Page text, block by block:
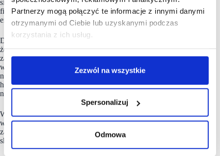
Partnerzy mogą połączyć te informacje z innymi danymi
otrzymanymi od Ciebie lub uzyskanymi podczas
korzystania z ich usług.
Zezwól na wszystkie
Spersonalizuj
Odmowa
silniejsza i już teraz spotykane są sytuacje odmowy udzielenia
finansowania ze względu na słabą charakterystykę
energetyczną budynku.
Do tej pory mówiliśmy tylko o energii, natomiast wiadomo,
że istotnych czynników jest znacznie więcej. Nie możemy
zapomnieć o innych aspektach środowiskowych, takich jak
woda czy odpady, czy kwestiach wpływu nieruchomości
na społeczności lokalne, co w przypadku nieruchomości
handlowych ma ogromne znaczenie i oddziałuje
na postrzeganie oraz reputację obiektu.
Widzimy, że duża część właścicieli podejmuje szereg działań
w tych obszarach, natomiast w wielu przypadkach można
zauważyć, że są to aktywności ad hoc i brak jest spójnej,
skoordynowanej strategii w tym zakresie.